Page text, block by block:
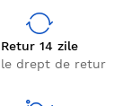
Retur 14 zile
drept de retur